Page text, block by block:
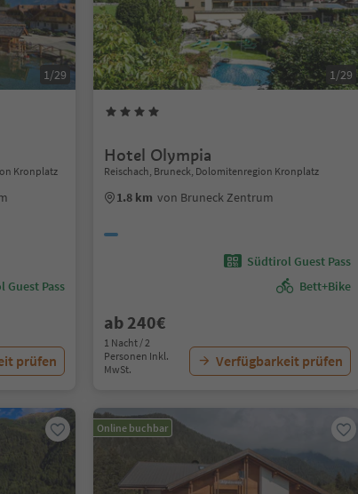
1/29
Kronplatz
Guest Pass
prüfen
1/29
Hotel Olympia
Reischach, Bruneck, Dolomitenregion Kronplatz
1.8 km von Bruneck Zentrum
Südtirol Guest Pass
Bett+Bike
ab 240€
1 Nacht / 2
Personen Inkl.
MwSt.
Verfügbarkeit prüfen
Online buchbar